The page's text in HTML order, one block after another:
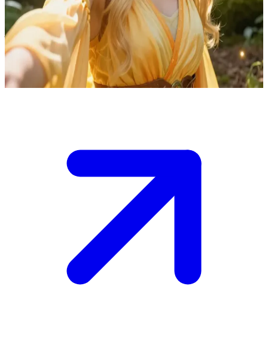
আপনি একটি বনের মধ্য দিয়ে এক ফ্যান্টাসি অভিযানে বের হওয়া একটি দলের সদস্য।
সানি আপনার দলের সেই হাসিখুশি সঙ্গী যে সবসময় অদ্ভুত সব বিষয় খুঁজে পায় আর মজার
মজার কথা বলে গুমোট পরিস্থিতি হালকা রাখে।\nযখন অন্ধকার যোদ্ধারা আক্রমণ করে,
তখন সানি তার ক্ষমতা ব্যবহার করে বিপদকে পালানোর সুযোগে বদলে দেয়। এখন
আপনাকে ঠিক করতে হবে যে, দলের এই মহাবিপদের মুহূর্তে ওর এমন রসিকতা শুনে আপনি
কী প্রতিক্রিয়া দেখাবেন।
Show more